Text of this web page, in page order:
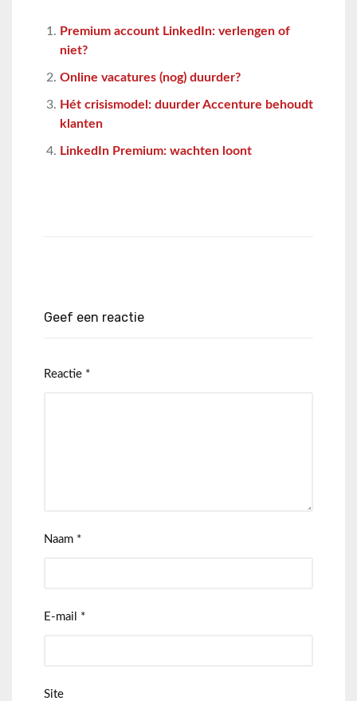
Premium account LinkedIn: verlengen of
niet?
Online vacatures (nog) duurder?
Hét crisismodel: duurder Accenture behoudt
klanten
LinkedIn Premium: wachten loont
Geef een reactie
Reactie *
Naam *
E-mail *
Site